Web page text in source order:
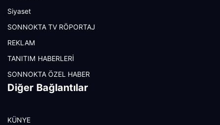
Siyaset
SONNOKTA TV RÖPORTAJ
REKLAM
TANITIM HABERLERİ
SONNOKTA ÖZEL HABER
Diğer Bağlantılar
KÜNYE